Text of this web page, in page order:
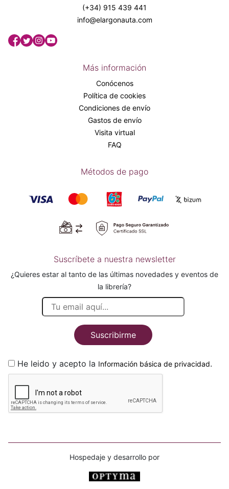
(+34) 915 439 441
info@elargonauta.com
Más información
Conócenos
Política de cookies
Condiciones de envío
Gastos de envío
Visita virtual
FAQ
Métodos de pago
Suscríbete a nuestra newsletter
¿Quieres estar al tanto de las últimas novedades y eventos de
la librería?
Suscribirme
He leido y acepto la Información básica de privacidad.
Hospedaje y desarrollo por